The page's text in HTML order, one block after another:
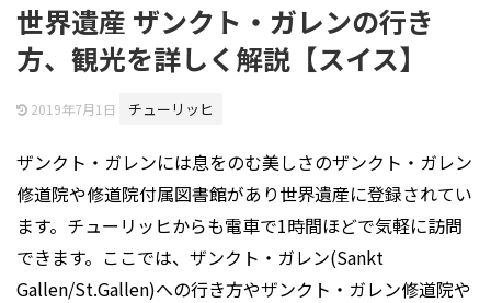
世界遺産 ザンクト・ガレンの行き
方、観光を詳しく解説【スイス】
2019年7月1日 チューリッヒ
ザンクト・ガレンには息をのむ美しさのザンクト・ガレン
修道院や修道院付属図書館があり世界遺産に登録されてい
ます。チューリッヒからも電車で1時間ほどで気軽に訪問
できます。ここでは、ザンクト・ガレン(Sankt
Gallen/St.Gallen)への行き方やザンクト・ガレン修道院や